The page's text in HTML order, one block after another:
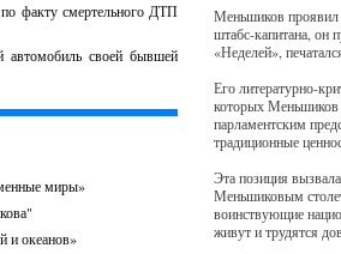
факту смертельного ДТП
автомобиль своей бывшей
миры»
и океанов»
Меньшиков проявил
штабс-капитана, он
«Неделей»,
Его литературно-
которых Меньшиков
парламентским
традиционные
Эта позиция
Меньшиковым
воинствующие
живут и трудятся